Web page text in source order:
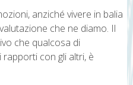
anziché vivere in balia
che ne diamo. Il
che qualcosa di
rapporti con gli altri, è